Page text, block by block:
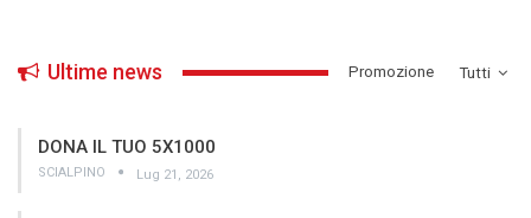
Tutti
Ultime news ­Promozione
DONA IL TUO 5X1000
SCIALPINO Lug 21, 2026